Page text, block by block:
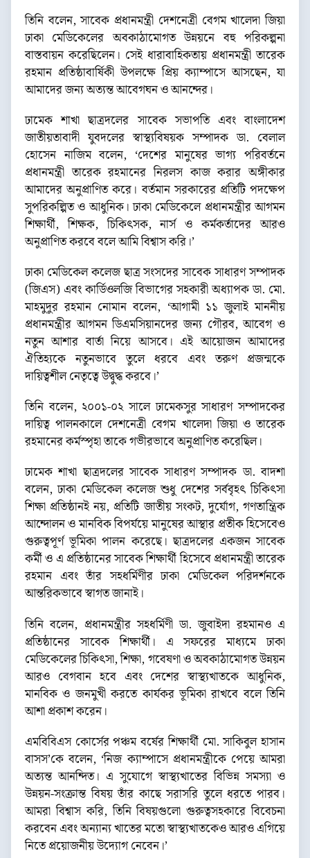
তিনি বলেন, সাবেক প্রধানমন্ত্রী দেশনেত্রী বেগম খালেদা জিয়া
ঢাকা মেডিকেলের অবকাঠামোগত উন্নয়নে বহু পরিকল্পনা
বাস্তবায়ন করেছিলেন। সেই ধারাবাহিকতায় প্রধানমন্ত্রী তারেক
রহমান প্রতিষ্ঠাবার্ষিকী উপলক্ষে প্রিয় ক্যাম্পাসে আসছেন, যা
আমাদের জন্য অত্যন্ত আবেগঘন ও আনন্দের।
ঢামেক শাখা ছাত্রদলের সাবেক সভাপতি এবং বাংলাদেশ
জাতীয়তাবাদী যুবদলের স্বাস্থ্যবিষয়ক সম্পাদক ডা. বেলাল
হোসেন নাজিম বলেন, ‘দেশের মানুষের ভাগ্য পরিবর্তনে
প্রধানমন্ত্রী তারেক রহমানের নিরলস কাজ করার অঙ্গীকার
আমাদের অনুপ্রাণিত করে। বর্তমান সরকারের প্রতিটি পদক্ষেপ
সুপরিকল্পিত ও আধুনিক। ঢাকা মেডিকেলে প্রধানমন্ত্রীর আগমন
শিক্ষার্থী, শিক্ষক, চিকিৎসক, নার্স ও কর্মকর্তাদের আরও
অনুপ্রাণিত করবে বলে আমি বিশ্বাস করি।’
ঢাকা মেডিকেল কলেজ ছাত্র সংসদের সাবেক সাধারণ সম্পাদক
(জিএস) এবং কার্ডিওলজি বিভাগের সহকারী অধ্যাপক ডা. মো.
মাহমুদুর রহমান নোমান বলেন, ‘আগামী ১১ জুলাই মাননীয়
প্রধানমন্ত্রীর আগমন ডিএমসিয়ানদের জন্য গৌরব, আবেগ ও
নতুন আশার বার্তা নিয়ে আসবে। এই আয়োজন আমাদের
ঐতিহ্যকে নতুনভাবে তুলে ধরবে এবং তরুণ প্রজন্মকে
দায়িত্বশীল নেতৃত্বে উদ্বুদ্ধ করবে।’
তিনি বলেন, ২০০১-০২ সালে ঢামেকসুর সাধারণ সম্পাদকের
দায়িত্ব পালনকালে দেশনেত্রী বেগম খালেদা জিয়া ও তারেক
রহমানের কর্মস্পৃহা তাকে গভীরভাবে অনুপ্রাণিত করেছিল।
ঢামেক শাখা ছাত্রদলের সাবেক সাধারণ সম্পাদক ডা. বাদশা
বলেন, ঢাকা মেডিকেল কলেজ শুধু দেশের সর্ববৃহৎ চিকিৎসা
শিক্ষা প্রতিষ্ঠানই নয়, প্রতিটি জাতীয় সংকট, দুর্যোগ, গণতান্ত্রিক
আন্দোলন ও মানবিক বিপর্যয়ে মানুষের আস্থার প্রতীক হিসেবেও
গুরুত্বপূর্ণ ভূমিকা পালন করেছে। ছাত্রদলের একজন সাবেক
কর্মী ও এ প্রতিষ্ঠানের সাবেক শিক্ষার্থী হিসেবে প্রধানমন্ত্রী তারেক
রহমান এবং তাঁর সহধর্মিণীর ঢাকা মেডিকেল পরিদর্শনকে
আন্তরিকভাবে স্বাগত জানাই।
তিনি বলেন, প্রধানমন্ত্রীর সহধর্মিণী ডা. জুবাইদা রহমানও এ
প্রতিষ্ঠানের সাবেক শিক্ষার্থী। এ সফরের মাধ্যমে ঢাকা
মেডিকেলের চিকিৎসা, শিক্ষা, গবেষণা ও অবকাঠামোগত উন্নয়ন
আরও বেগবান হবে এবং দেশের স্বাস্থ্যখাতকে আধুনিক,
মানবিক ও জনমুখী করতে কার্যকর ভূমিকা রাখবে বলে তিনি
আশা প্রকাশ করেন।
এমবিবিএস কোর্সের পঞ্চম বর্ষের শিক্ষার্থী মো. সাকিবুল হাসান
বাসস’কে বলেন, ‘নিজ ক্যাম্পাসে প্রধানমন্ত্রীকে পেয়ে আমরা
অত্যন্ত আনন্দিত। এ সুযোগে স্বাস্থ্যখাতের বিভিন্ন সমস্যা ও
উন্নয়ন-সংক্রান্ত বিষয় তাঁর কাছে সরাসরি তুলে ধরতে পারব।
আমরা বিশ্বাস করি, তিনি বিষয়গুলো গুরুত্বসহকারে বিবেচনা
করবেন এবং অন্যান্য খাতের মতো স্বাস্থ্যখাতকেও আরও এগিয়ে
নিতে প্রয়োজনীয় উদ্যোগ নেবেন।’